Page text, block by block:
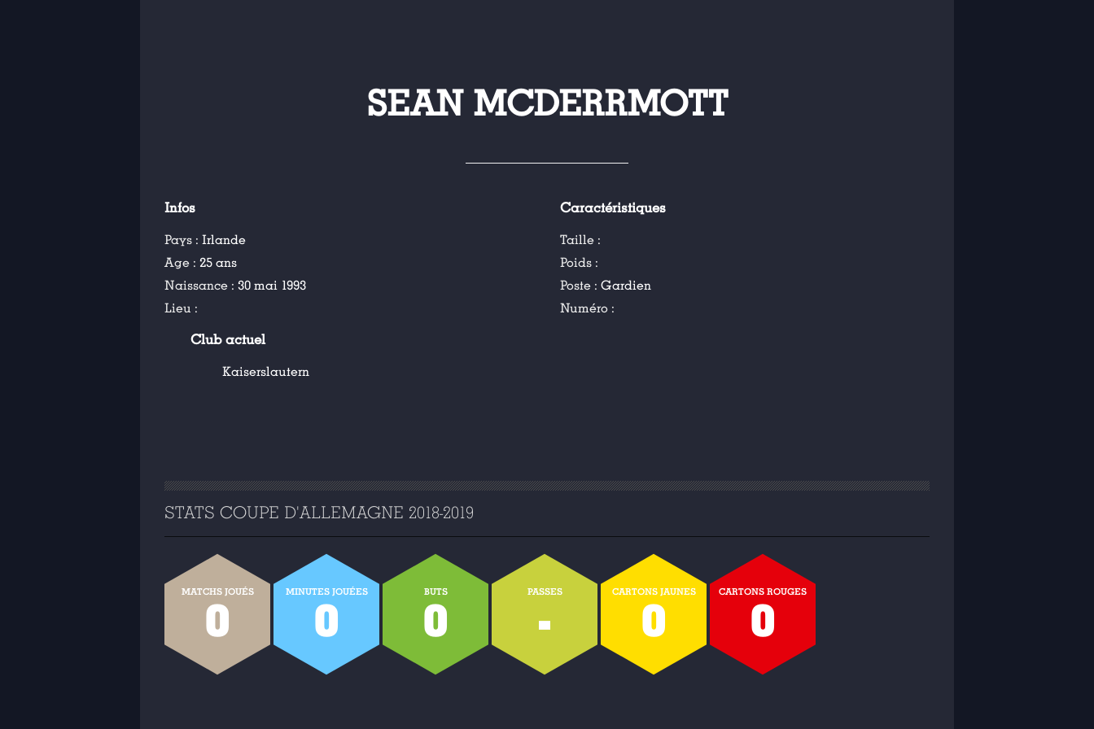
SEAN MCDERRMOTT
Infos
Pays : Irlande
Age : 25 ans
Naissance : 30 mai 1993
Lieu :
Caractéristiques
Taille :
Poids :
Poste :Gardien
Numéro :
Club actuel
Kaiserslautern
STATS COUPE D'ALLEMAGNE 2018-2019
MATCHS JOUÉS
0
MINUTES JOUÉES
0
BUTS
0
PASSES
-
CARTONS JAUNES
0
CARTONS ROUGES
0